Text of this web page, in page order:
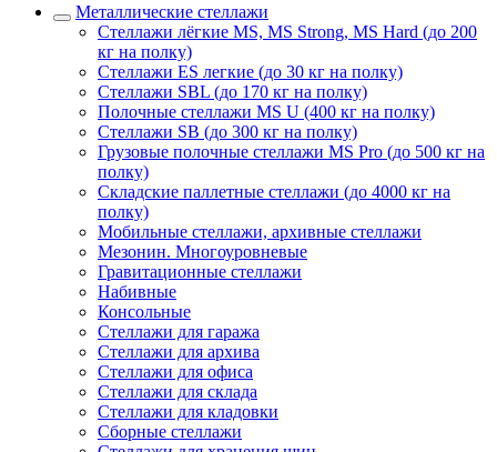
Металлические стеллажи
Стеллажи лёгкие MS, MS Strong, MS Hard (до 200
кг на полку)
Стеллажи ES легкие (до 30 кг на полку)
Стеллажи SBL (до 170 кг на полку)
Полочные стеллажи MS U (400 кг на полку)
Стеллажи SB (до 300 кг на полку)
Грузовые полочные стеллажи MS Pro (до 500 кг на
полку)
Складские паллетные стеллажи (до 4000 кг на
полку)
Мобильные стеллажи, архивные стеллажи
Мезонин. Многоуровневые
Гравитационные стеллажи
Набивные
Консольные
Стеллажи для гаража
Стеллажи для архива
Стеллажи для офиса
Стеллажи для склада
Стеллажи для кладовки
Сборные стеллажи